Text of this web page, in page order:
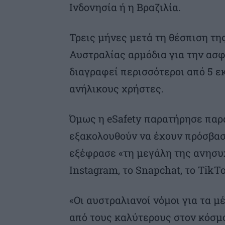
Ινδονησία ή η Βραζιλία.
Τρεις μήνες μετά τη θέσπιση
Αυστραλίας αρμόδια για την
διαγραφεί περισσότεροι από 5
ανήλικους χρήστες.
Όμως η eSafety παρατήρησε
εξακολουθούν να έχουν
εξέφρασε «τη μεγάλη της
Instagram, το Snapchat, το
«Οι αυστραλιανοί νόμοι για τα
από τους καλύτερους στον